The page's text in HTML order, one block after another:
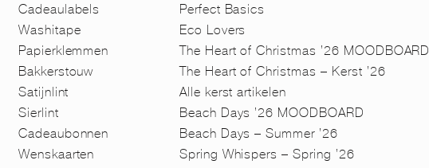
Cadeaulabels
Washitape
Papierklemmen
Bakkerstouw
Satijnlint
Sierlint
Cadeaubonnen
Wenskaarten
Perfect Basics
Eco Lovers
The Heart of Christmas ’26 MOODBOARD
The Heart of Christmas – Kerst ’26
Alle kerst artikelen
Beach Days ’26 MOODBOARD
Beach Days – Summer ’26
Spring Whispers – Spring ’26